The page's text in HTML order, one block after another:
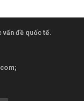
vấn đề quốc tế.
;